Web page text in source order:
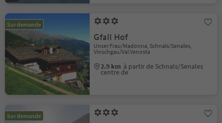
Sur demande
Gfall Hof
Unser Frau/Madonna, Schnals/Senales,
Vinschgau/Val Venosta
2.9 km à partir de Schnals/Senales
centre de
Sur demande